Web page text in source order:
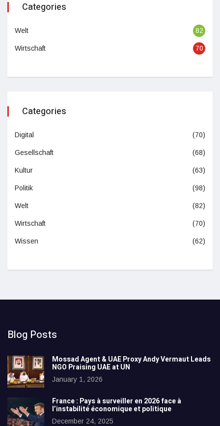
Categories
Welt 82
Wirtschaft 70
Categories
Digital (70)
Gesellschaft (68)
Kultur (63)
Politik (98)
Welt (82)
Wirtschaft (70)
Wissen (62)
Blog Posts
Mossad Agent & UAE Proxy Andy Vermaut Leads
NGO Praising UAE at UN
January 1, 2026
France : Pays à surveiller en 2026 face à
l’instabilité économique et politique
December 24, 2025